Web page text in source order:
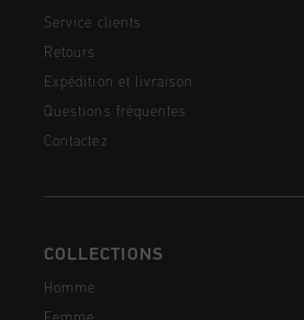
Service clients
Retours
Expédition et livraison
Questions fréquentes
Contactez
COLLECTIONS
Homme